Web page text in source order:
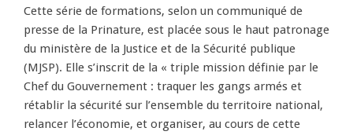
Cette série de formations, selon un communiqué de
presse de la Prinature, est placée sous le haut patronage
du ministère de la Justice et de la Sécurité publique
(MJSP). Elle s’inscrit de la « triple mission définie par le
Chef du Gouvernement : traquer les gangs armés et
rétablir la sécurité sur l’ensemble du territoire national,
relancer l’économie, et organiser, au cours de cette